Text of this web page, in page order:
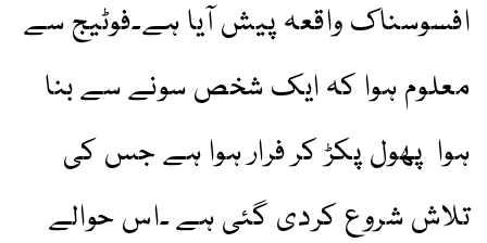
افسوسناک واقعہ پیش آیا ہے۔فوٹیج سے
معلوم ہوا کہ ایک شخص سونے سے بنا
ہوا پھول پکڑ کر فرار ہوا ہے جس کی
تلاش شروع کردی گئی ہے ۔اس حوالے